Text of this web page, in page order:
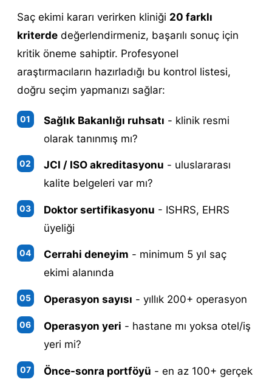
Saç ekimi kararı verirken kliniği 20 farklı
kriterde değerlendirmeniz, başarılı sonuç için
kritik öneme sahiptir. Profesyonel
araştırmacıların hazırladığı bu kontrol listesi,
doğru seçim yapmanızı sağlar:
Sağlık Bakanlığı ruhsatı - klinik resmi
olarak tanınmış mı?
JCI / ISO akreditasyonu - uluslararası
kalite belgeleri var mı?
Doktor sertifikasyonu - ISHRS, EHRS
üyeliği
Cerrahi deneyim - minimum 5 yıl saç
ekimi alanında
Operasyon sayısı - yıllık 200+ operasyon
Operasyon yeri - hastane mı yoksa otel/iş
yeri mi?
Önce-sonra portföyü - en az 100+ gerçek